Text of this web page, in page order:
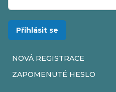
Přihlásit se
NOVÁ REGISTRACE
ZAPOMENUTÉ HESLO